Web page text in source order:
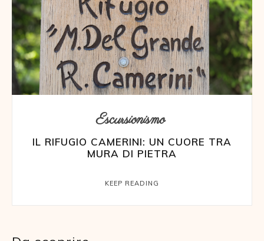
Escursionismo
IL RIFUGIO CAMERINI: UN CUORE TRA
MURA DI PIETRA
KEEP READING